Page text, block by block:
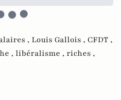
, Louis Gallois , CFDT ,
, libéralisme , riches ,